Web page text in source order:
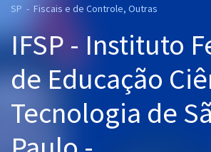
Cursos 20% OFF
Pós
Graduação
OAB
SP - Fiscais e de Controle, Outras
IFSP - Instituto
de Educação
Tecnologia de